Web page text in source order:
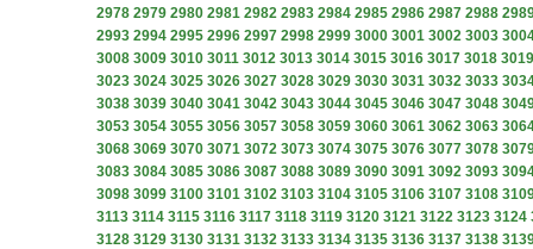
2978 2979 2980 2981 2982 2983 2984 2985 2986 2987 2988
2993 2994 2995 2996 2997 2998 2999 3000 3001 3002 3003
3008 3009 3010 3011 3012 3013 3014 3015 3016 3017 3018 3019
3023 3024 3025 3026 3027 3028 3029 3030 3031 3032 3033
3038 3039 3040 3041 3042 3043 3044 3045 3046 3047 3048
3053 3054 3055 3056 3057 3058 3059 3060 3061 3062 3063
3068 3069 3070 3071 3072 3073 3074 3075 3076 3077 3078
3083 3084 3085 3086 3087 3088 3089 3090 3091 3092 3093
3098 3099 3100 3101 3102 3103 3104 3105 3106 3107 3108
3113 3114 3115 3116 3117 3118 3119 3120 3121 3122 3123 3124
3128 3129 3130 3131 3132 3133 3134 3135 3136 3137 3138